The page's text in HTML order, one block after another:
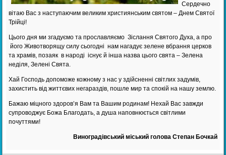
Сердечно
вітаю Вас з наступаючим великим християнським святом – Днем Святої
Трійці!
Цього дня ми згадуємо та прославляємо Зіслання Святого Духа, а про
його Животворящу силу сьогодні нам нагадує зелене вбрання церков
та храмів, позаяк в народі існує й інша назва цього свята – Зелена
неділя, Зелені Свята.
Хай Господь допоможе кожному з нас у здійсненні світлих задумів,
захистить від життєвих негараздів, пошле мир та спокій на нашу землю.
Бажаю міцного здоров’я Вам та Вашим родинам! Нехай Вас завжди
супроводжує Божа Благодать, а душа наповнюється світлими
почуттями!
Виноградівський міський голова Степан Бочкай